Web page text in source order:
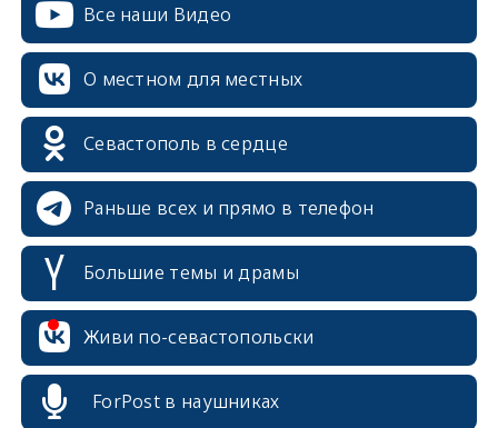
Все наши Видео
О местном для местных
Севастополь в сердце
Раньше всех и прямо в телефон
Большие темы и драмы
Живи по-севастопольски
ForPost в наушниках